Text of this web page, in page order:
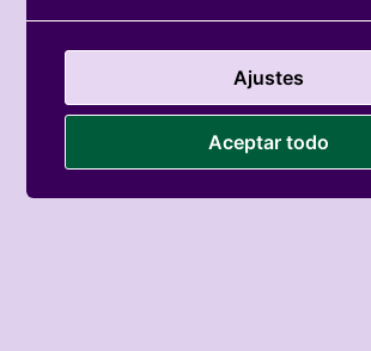
Ajustes
Aceptar todo